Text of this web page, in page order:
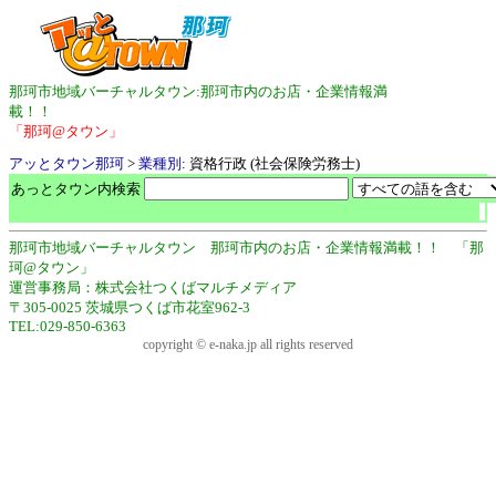
那珂市地域バーチャルタウン:那珂市内のお店・企業情報満
載！！
「那珂@タウン」
アッとタウン那珂 > 業種別 : 資格行政 (社会保険労務士)
あっとタウン内検索
那珂市地域バーチャルタウン 那珂市内のお店・企業情報満載！！ 「那
珂@タウン」
運営事務局：株式会社つくばマルチメディア
〒305-0025 茨城県つくば市花室962-3
TEL:029-850-6363
copyright © e-naka.jp all rights reserved